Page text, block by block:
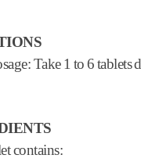
Take 1 to 6 tablets
contains: